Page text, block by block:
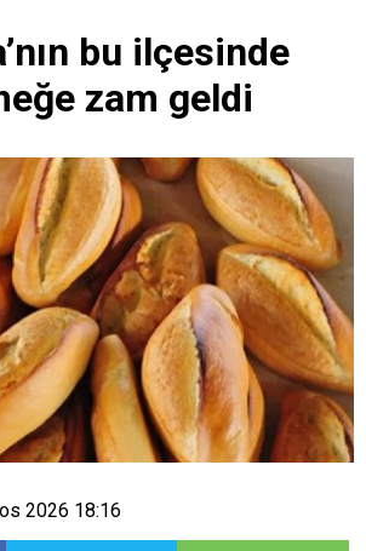
bu ilçesinde
zam geldi
2026 18:16